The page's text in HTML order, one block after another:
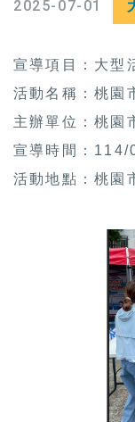
2025-07-01
宣導項目：大型
活動名稱：桃園
主辦單位：桃園
宣導時間：
活動地點：桃園